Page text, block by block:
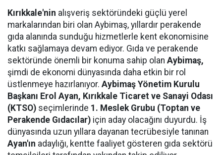
Kırıkkale'nin alışveriş sektöründeki güçlü yerel
markalarından biri olan Aybimaş, yıllardır perakende
gıda alanında sunduğu hizmetlerle kent ekonomisine
katkı sağlamaya devam ediyor. Gıda ve perakende
sektöründe önemli bir konuma sahip olan Aybimaş,
şimdi de ekonomi dünyasında daha etkin bir rol
üstlenmeye hazırlanıyor. Aybimaş Yönetim Kurulu
Başkanı Erol Ayan, Kırıkkale Ticaret ve Sanayi Odası
(KTSO) seçimlerinde 1. Meslek Grubu (Toptan ve
Perakende Gıdacılar) için aday olacağını duyurdu. İş
dünyasında uzun yıllara dayanan tecrübesiyle tanınan
Ayan'ın adaylığı, kentte faaliyet gösteren gıda sektörü